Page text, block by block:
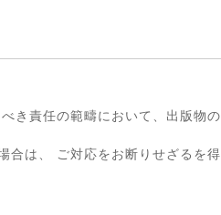
き責任の範疇において、出版物の
合は、 ご対応をお断りせざるを得